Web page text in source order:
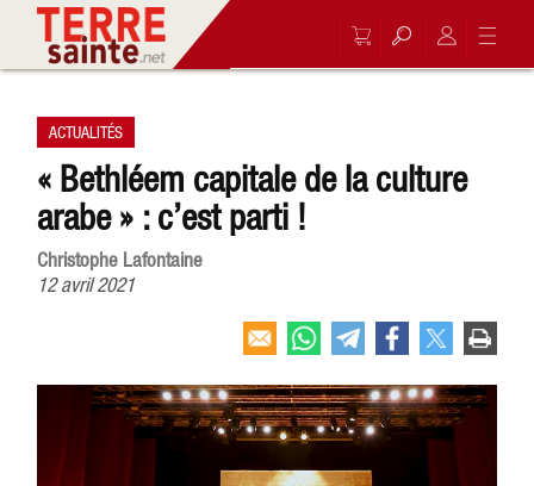
ACTUALITÉS
« Bethléem capitale de la culture
arabe » : c’est parti !
Christophe Lafontaine
12 avril 2021